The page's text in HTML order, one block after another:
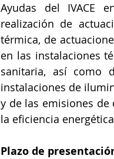
Ayudas del IVACE
realización de
térmica, de
en las instalaciones
sanitaria, así como
instalaciones de
y de las emisiones
la eficiencia
Plazo de